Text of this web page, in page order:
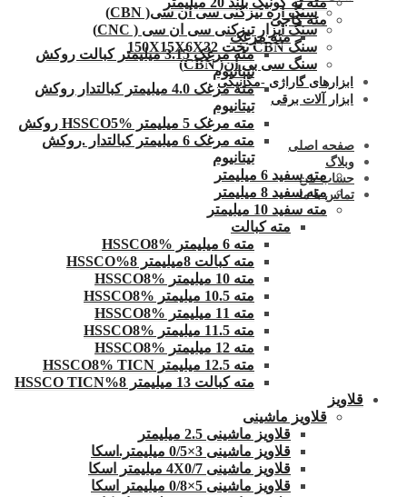
سنگ اره تیزکنی سی ان سی( CBN)
سنگ ابزار تیزکنی سی ان سی ( CNC)
سنگ CBN تخت 150X15X6X32
سنگ سی بی ان( CBN)
ابزارهای گاراژی -مکانیکی
ابزار آلات برقی
صفحه اصلی
وبلاگ
حساب من
تماس با ما
مته کاجی
مته مرغک
مته مرغک 3.15 میلیمتر کبالت روکش
تیتانیوم
مته مرغک 4.0 میلیمتر کبالتدار روکش
تیتانیوم
مته مرغک 5 میلیمتر HSSCO5% روکش
مته مرغک 6 میلیمتر کبالتدار .روکش
تیتانیوم
مته سفید 6 میلیمتر
مته سفید 8 میلیمتر
مته سفید 10 میلیمتر
مته کبالت
مته 6 میلیمتر HSSCO8%
مته کبالت 8میلیمتر 8%HSSCO
مته 10 میلیمتر HSSCO8%
مته 10.5 میلیمتر HSSCO8%
مته 11 میلیمتر HSSCO8%
مته 11.5 میلیمتر HSSCO8%
مته 12 میلیمتر HSSCO8%
مته 12.5 میلیمتر HSSCO8% TICN
مته کبالت 13 میلیمتر 8%HSSCO TICN
قلاویز
قلاویز ماشینی
قلاویز ماشینی 2.5 میلیمتر
قلاویز ماشینی 3×0/5 میلیمتر.اسکا
قلاویز ماشینی 4X0/7 میلیمتر اسکا
قلاویز ماشینی 5×0/8 میلیمتر اسکا